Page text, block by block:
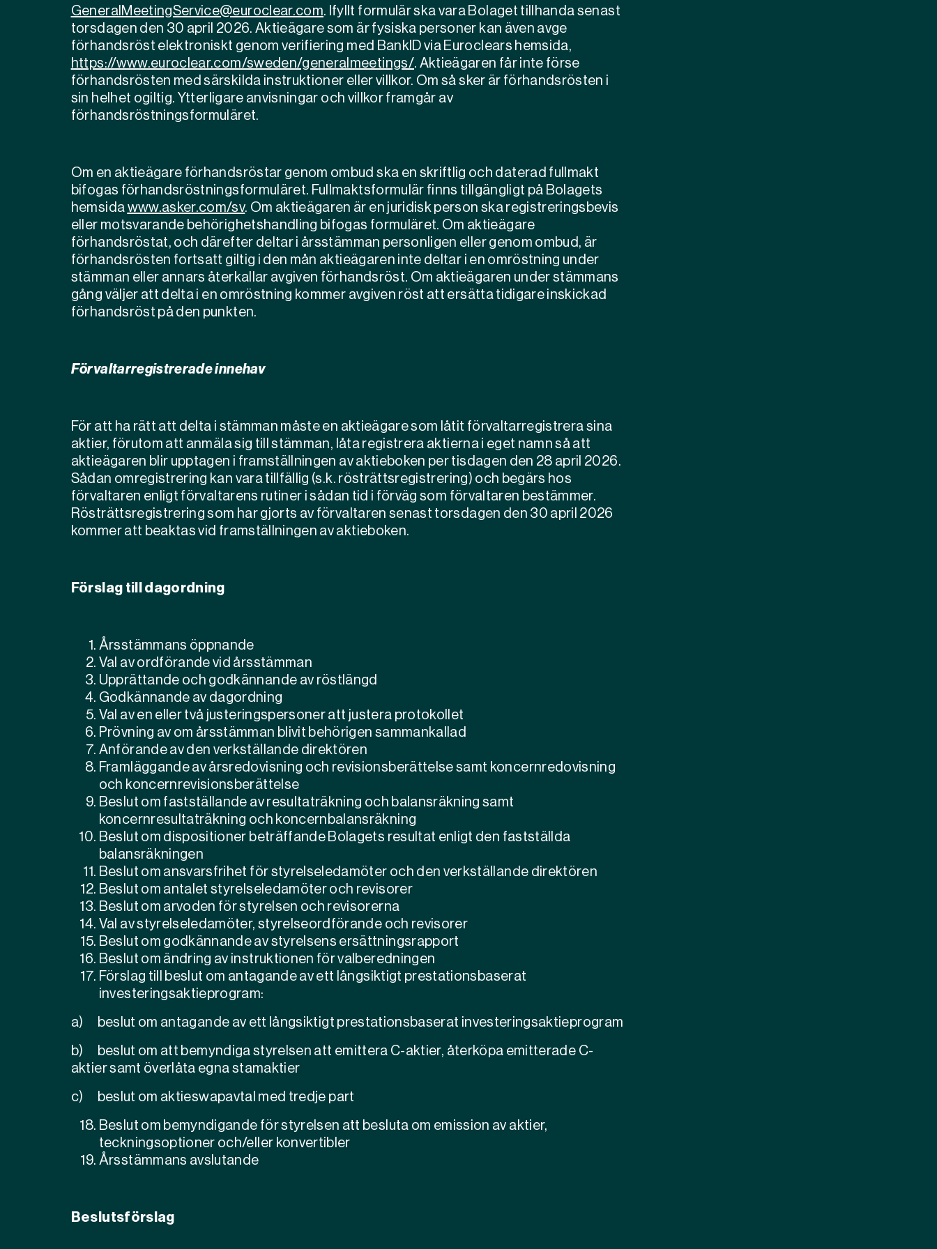
GeneralMeetingService@euroclear.com. Ifyllt formulär ska vara Bolaget tillhanda senast
torsdagen den 30 april 2026. Aktieägare som är fysiska personer kan även avge
förhandsröst elektroniskt genom verifiering med BankID via Euroclears hemsida,
https://www.euroclear.com/sweden/generalmeetings/. Aktieägaren får inte förse
förhandsrösten med särskilda instruktioner eller villkor. Om så sker är förhandsrösten i
sin helhet ogiltig. Ytterligare anvisningar och villkor framgår av
förhandsröstningsformuläret.
Om en aktieägare förhandsröstar genom ombud ska en skriftlig och daterad fullmakt
bifogas förhandsröstningsformuläret. Fullmaktsformulär finns tillgängligt på Bolagets
hemsida www.asker.com/sv. Om aktieägaren är en juridisk person ska registreringsbevis
eller motsvarande behörighetshandling bifogas formuläret. Om aktieägare
förhandsröstat, och därefter deltar i årsstämman personligen eller genom ombud, är
förhandsrösten fortsatt giltig i den mån aktieägaren inte deltar i en omröstning under
stämman eller annars återkallar avgiven förhandsröst. Om aktieägaren under stämmans
gång väljer att delta i en omröstning kommer avgiven röst att ersätta tidigare inskickad
förhandsröst på den punkten.
Förvaltarregistrerade innehav
För att ha rätt att delta i stämman måste en aktieägare som låtit förvaltarregistrera sina
aktier, förutom att anmäla sig till stämman, låta registrera aktierna i eget namn så att
aktieägaren blir upptagen i framställningen av aktieboken per tisdagen den 28 april 2026.
Sådan omregistrering kan vara tillfällig (s.k. rösträttsregistrering) och begärs hos
förvaltaren enligt förvaltarens rutiner i sådan tid i förväg som förvaltaren bestämmer.
Rösträttsregistrering som har gjorts av förvaltaren senast torsdagen den 30 april 2026
kommer att beaktas vid framställningen av aktieboken.
Förslag till dagordning
Årsstämmans öppnande
Val av ordförande vid årsstämman
Upprättande och godkännande av röstlängd
Godkännande av dagordning
Val av en eller två justeringspersoner att justera protokollet
Prövning av om årsstämman blivit behörigen sammankallad
Anförande av den verkställande direktören
Framläggande av årsredovisning och revisionsberättelse samt koncernredovisning
och koncernrevisionsberättelse
Beslut om fastställande av resultaträkning och balansräkning samt
koncernresultaträkning och koncernbalansräkning
Beslut om dispositioner beträffande Bolagets resultat enligt den fastställda
balansräkningen
Beslut om ansvarsfrihet för styrelseledamöter och den verkställande direktören
Beslut om antalet styrelseledamöter och revisorer
Beslut om arvoden för styrelsen och revisorerna
Val av styrelseledamöter, styrelseordförande och revisorer
Beslut om godkännande av styrelsens ersättningsrapport
Beslut om ändring av instruktionen för valberedningen
Förslag till beslut om antagande av ett långsiktigt prestationsbaserat
investeringsaktieprogram:
a) beslut om antagande av ett långsiktigt prestationsbaserat investeringsaktieprogram
b)
beslut om att bemyndiga styrelsen att emittera C-aktier, återköpa emitterade C-
aktier samt överlåta egna stamaktier
c) beslut om aktieswapavtal med tredje part
Beslut om bemyndigande för styrelsen att besluta om emission av aktier,
teckningsoptioner och/eller konvertibler
Årsstämmans avslutande
Beslutsförslag